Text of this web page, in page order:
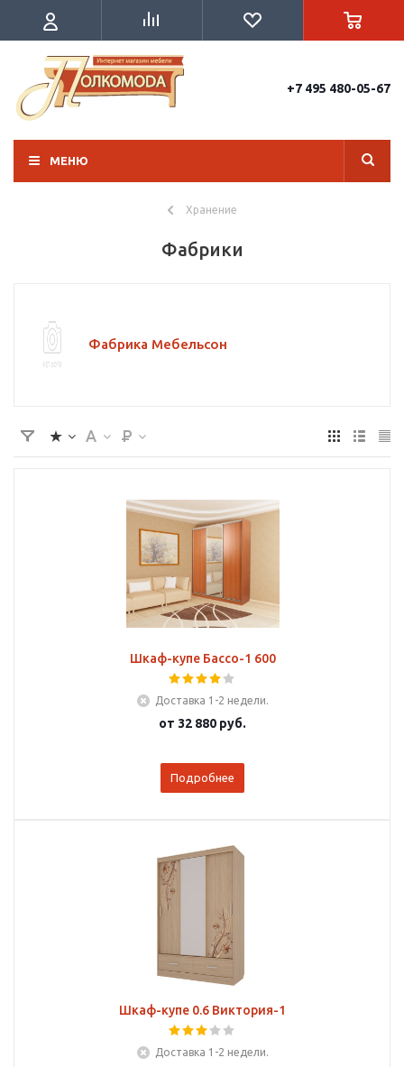
+7 495 480-05-67
МЕНЮ
Хранение
Фабрики
Фабрика Мебельсон
Шкаф-купе Бассо-1 600
Доставка 1-2 недели.
от 32 880 руб.
Подробнее
Шкаф-купе 0.6 Виктория-1
Доставка 1-2 недели.